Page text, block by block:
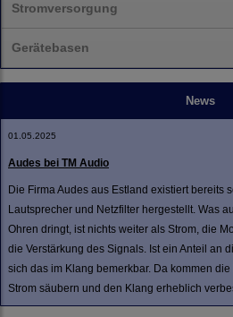
Stromversorgung
Gerätebasen
News
01.05.2025
Audes bei TM Audio
Die Firma Audes aus Estland existiert bereits
Lautsprecher und Netzfilter hergestellt. Was
Ohren dringt, ist nichts weiter als Strom, die
die Verstärkung des Signals. Ist ein Anteil an
sich das im Klang bemerkbar. Da kommen
Strom säubern und den Klang erheblich